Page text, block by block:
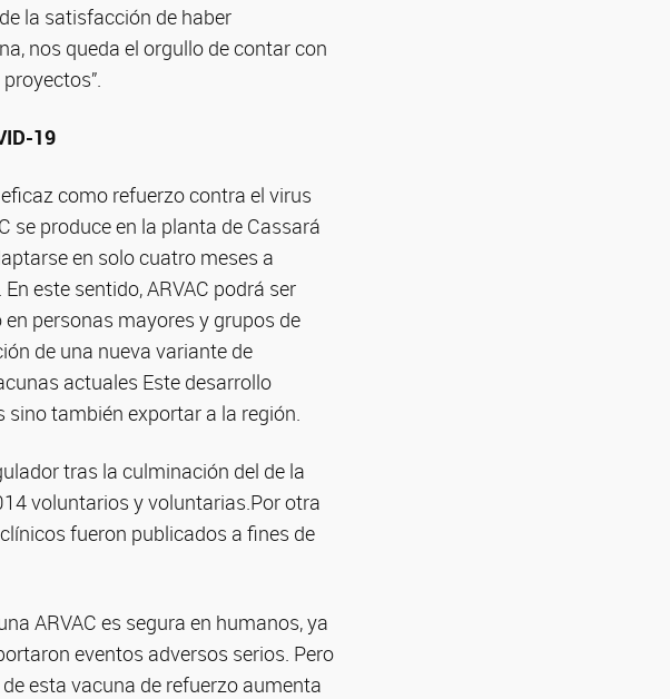
la satisfacción de haber
nos queda el orgullo de contar con
19
como refuerzo contra el virus
se produce en la planta de Cassará
en solo cuatro meses a
este sentido, ARVAC podrá ser
personas mayores y grupos de
de una nueva variante de
actuales Este desarrollo
también exportar a la región.
tras la culminación del de la
voluntarios y voluntarias.Por otra
fueron publicados a fines de
ARVAC es segura en humanos, ya
eventos adversos serios. Pero
esta vacuna de refuerzo aumenta